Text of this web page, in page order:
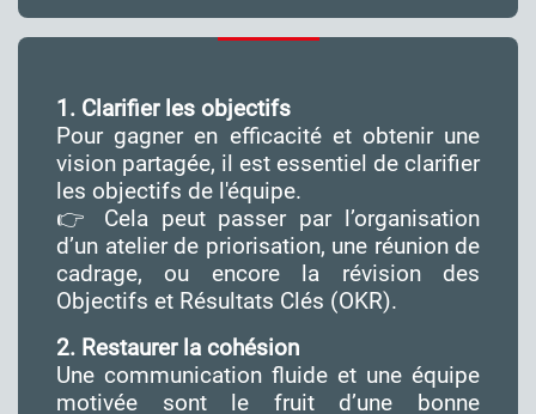
1. Clarifier les objectifs
Pour gagner en efficacité et obtenir une
vision partagée, il est essentiel de clarifier
les objectifs de l'équipe.
👉 Cela peut passer par l’organisation
d’un atelier de priorisation, une réunion de
cadrage, ou encore la révision des
Objectifs et Résultats Clés (OKR).
2. Restaurer la cohésion
Une communication fluide et une équipe
motivée sont le fruit d’une bonne